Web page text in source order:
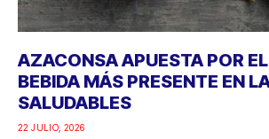
AZACONSA APUESTA POR
BEBIDA MÁS PRESENTE EN
SALUDABLES
22 JULIO, 2026